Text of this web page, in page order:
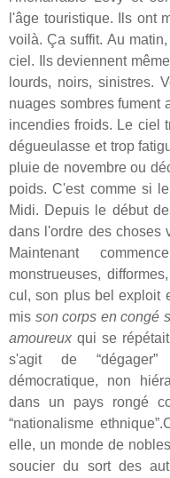
l'âge touristique. Ils ont
voilà. Ça suffit. Au
ciel. Ils deviennent
lourds, noirs, sinistres.
nuages sombres fument
incendies froids. Le ciel
dégueulasse et trop
pluie de novembre ou
poids. C'est comme si
Midi. Depuis le début
dans l'ordre des choses
Maintenant
monstrueuses,
cul, son plus bel exploit
mis son corps en congé
amoureuxqui se
s'agit de “dégager”
démocratique, non
dans un pays rongé
“nationalisme
elle, un monde de
soucier du sort des